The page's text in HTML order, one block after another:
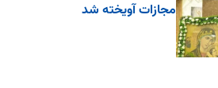
مجازات آویخته شد